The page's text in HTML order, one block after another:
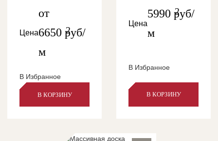
Цена
от
6650 руб/
м
2
В Избранное
В КОРЗИНУ
Цена
5990 руб/
м
2
В Избранное
В КОРЗИНУ